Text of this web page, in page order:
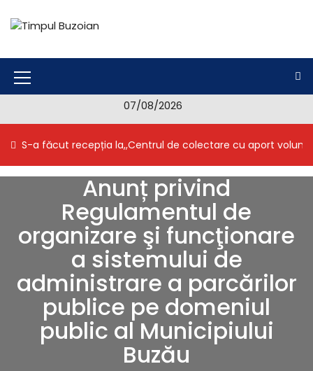
c
n
M
n
I
o
n
07/08/2026
S-a făcut recepția la,,Centrul de colectare cu aport
Anunț privind
Regulamentul de
organizare şi funcţionare
a sistemului de
administrare a parcărilor
publice pe domeniul
public al Municipiului
Buzău